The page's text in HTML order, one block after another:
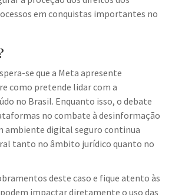
em conquistas importantes no
se que a Meta apresente
como pretende lidar com a
no Brasil. Enquanto isso, o debate
no combate à desinformação
ambiente digital seguro continua
tanto no âmbito jurídico quanto no
deste caso e fique atento às
impactar diretamente o uso das